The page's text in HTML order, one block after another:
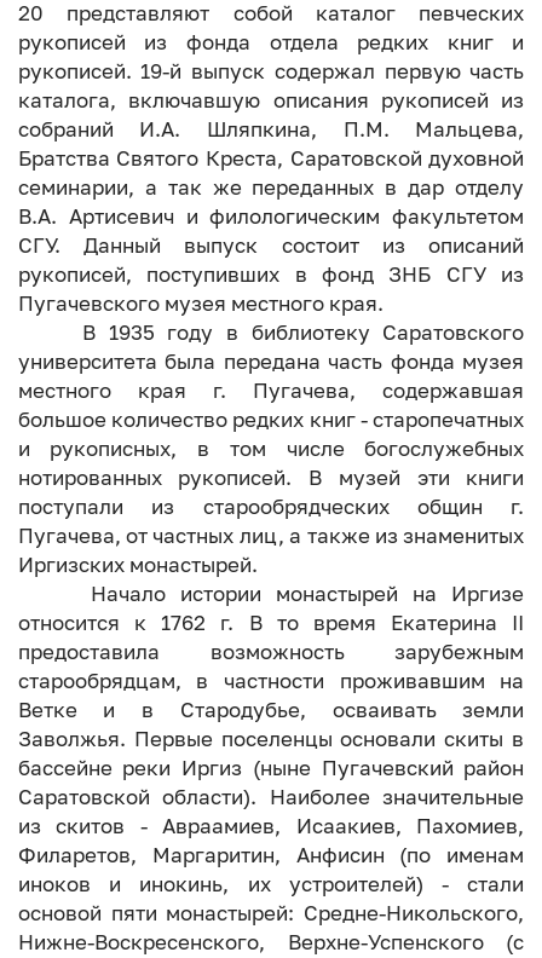
20 представляют собой каталог певческих
рукописей из фонда отдела редких книг и
рукописей. 19-й выпуск содержал первую часть
каталога, включавшую описания рукописей из
собраний И.А. Шляпкина, П.М. Мальцева,
Братства Святого Креста, Саратовской духовной
семинарии, а так же переданных в дар отделу
В.А. Артисевич и филологическим факультетом
СГУ. Данный выпуск состоит из описаний
рукописей, поступивших в фонд ЗНБ СГУ из
Пугачевского музея местного края.
В 1935 году в библиотеку Саратовского
университета была передана часть фонда музея
местного края г. Пугачева, содержавшая
большое количество редких книг - старопечатных
и рукописных, в том числе богослужебных
нотированных рукописей. В музей эти книги
поступали из старообрядческих общин г.
Пугачева, от частных лиц, а также из знаменитых
Иргизских монастырей.
Начало истории монастырей на Иргизе
относится к 1762 г. В то время Екатерина II
предоставила возможность зарубежным
старообрядцам, в частности проживавшим на
Ветке и в Стародубье, осваивать земли
Заволжья. Первые поселенцы основали скиты в
бассейне реки Иргиз (ныне Пугачевский район
Саратовской области). Наиболее значительные
из скитов - Авраамиев, Исаакиев, Пахомиев,
Филаретов, Маргаритин, Анфисин (по именам
иноков и инокинь, их устроителей) - стали
основой пяти монастырей: Средне-Никольского,
Нижне-Воскресенского, Верхне-Успенского (с